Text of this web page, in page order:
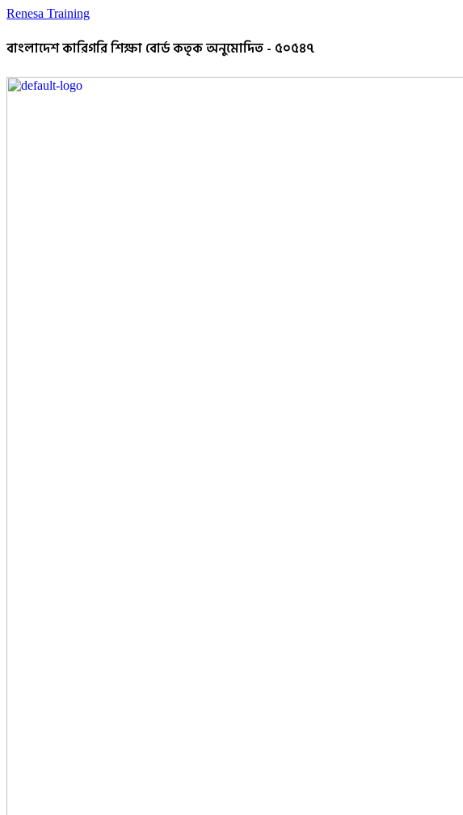
Renesa Training
বাংলাদেশ কারিগরি শিক্ষা বোর্ড কতৃক অনুমোদিত - ৫০৫৪৭